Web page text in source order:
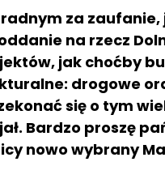
za
na rzecz
jak choćby
drogowe
się o tym
Bardzo proszę
nowo wybrany